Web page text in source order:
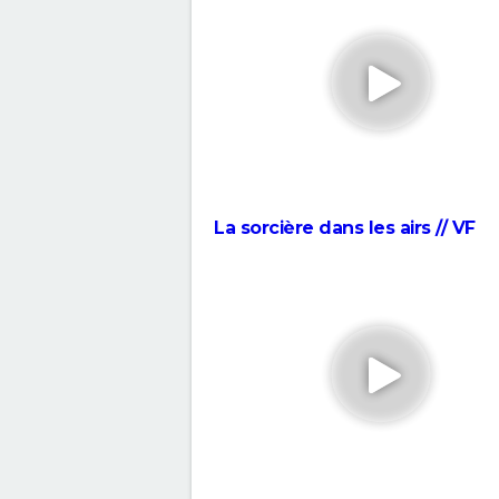
a oublié cet échec sorti il y a 33
Super Mario Galaxy, le film : on
prend pour des idiots (critique)
"Spider-Man : Across the
Élémentaire : deux acteurs
Des minions et des monstres : à
peut-il voir le film ?
La sorcière dans les airs // VF